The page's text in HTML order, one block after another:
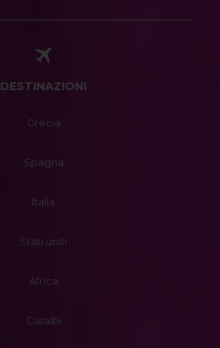
DESTINAZIONI
Grecia
Spagna
Italia
Stati uniti
Africa
Caraibi